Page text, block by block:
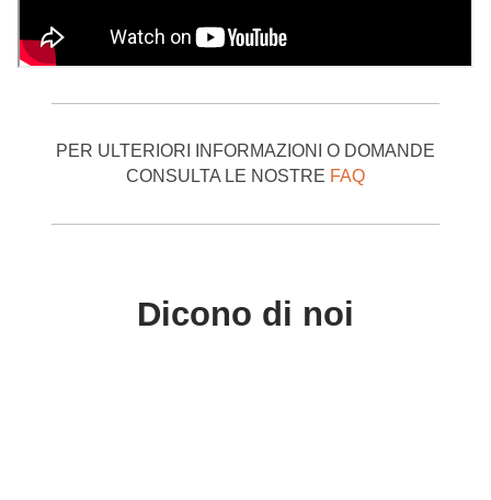
PER ULTERIORI INFORMAZIONI O DOMANDE
CONSULTA LE NOSTRE FAQ
Dicono di noi